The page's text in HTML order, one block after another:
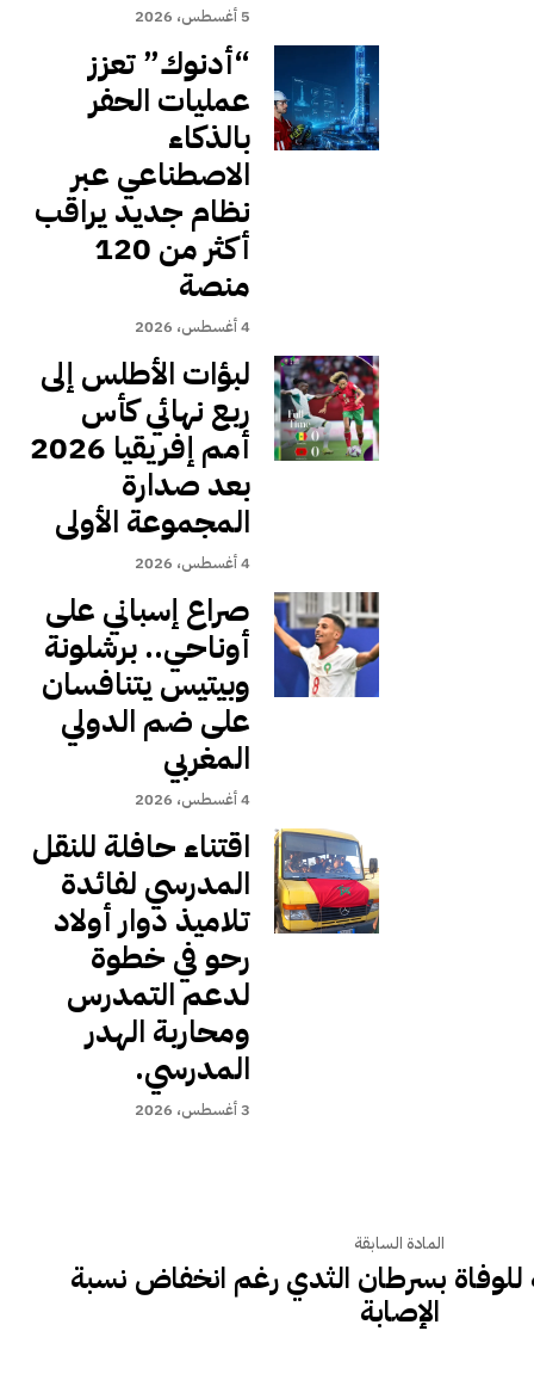
5 أغسطس، 2026
“أدنوك” تعزز
عمليات الحفر
بالذكاء
الاصطناعي عبر
نظام جديد يراقب
أكثر من 120
منصة
4 أغسطس، 2026
لبؤات الأطلس إلى
ربع نهائي كأس
أمم إفريقيا 2026
بعد صدارة
المجموعة الأولى
4 أغسطس، 2026
صراع إسباني على
أوناحي.. برشلونة
وبيتيس يتنافسان
على ضم الدولي
المغربي
4 أغسطس، 2026
اقتناء حافلة للنقل
المدرسي لفائدة
تلاميذ دوار أولاد
رحو في خطوة
لدعم التمدرس
ومحاربة الهدر
المدرسي.
3 أغسطس، 2026
المادة السابقة
للوفاة بسرطان الثدي رغم انخفاض نسبة
الإصابة